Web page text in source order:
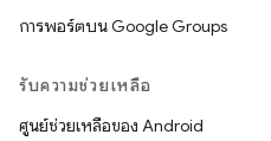
การพอร์ตบน Google Groups
รับความช่วยเหลือ
ศูนย์ช่วยเหลือของ Android